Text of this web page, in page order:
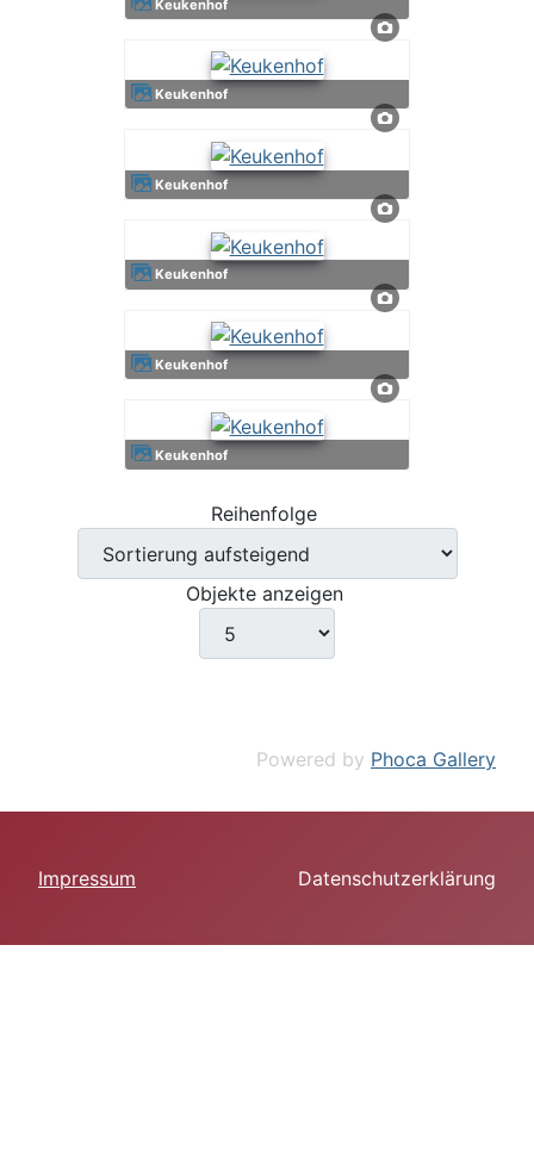
Keukenhof
Keukenhof
Keukenhof
Keukenhof
Keukenhof
Keukenhof
Reihenfolge
Objekte anzeigen
Powered by Phoca Gallery
Impressum Datenschutzerklärung